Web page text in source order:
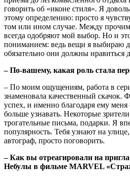
говорить об «иконе стиля». Я
этому определению: просто я
том или ином случае. Между
всегда одобряют мой выбор. Но и
пониманием: ведь вещи я выбираю
обязательно они должны нравиться
– По-вашему, какая роль стала
– По моим ощущениям, работа в
знаменовала качественный скачок.
успех, и именно благодаря ему меня
больше узнавать. Некоторые
трогательные письма, подарки. Я
популярность. Тебя узнают на
автограф, просто поговорить.
– Как вы отреагировали на
Небулы в фильме MARVEL